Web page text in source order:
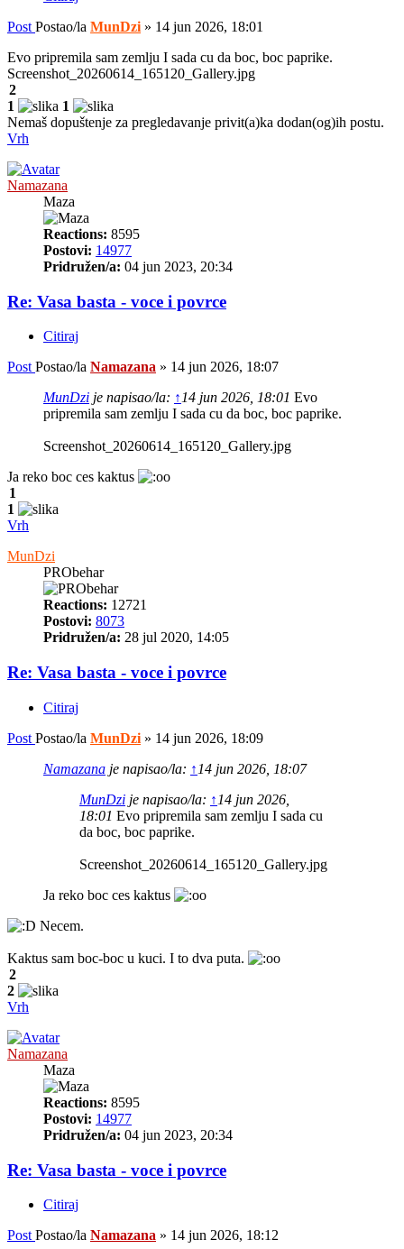
Post Postao/la MunDzi » 14 jun 2026, 18:01
Evo pripremila sam zemlju I sada cu da boc, boc paprike.
Screenshot_20260614_165120_Gallery.jpg
2
1
1
Nemaš dopuštenje za pregledavanje privit(a)ka dodan(og)ih postu.
Vrh
Namazana
Maza
Reactions: 8595
Postovi: 14977
Pridružen/a: 04 jun 2023, 20:34
Re: Vasa basta - voce i povrce
Citiraj
Post Postao/la Namazana » 14 jun 2026, 18:07
MunDzi je napisao/la: ↑14 jun 2026, 18:01 Evo
pripremila sam zemlju I sada cu da boc, boc paprike.
Screenshot_20260614_165120_Gallery.jpg
Ja reko boc ces kaktus
1
1
Vrh
MunDzi
PRObehar
Reactions: 12721
Postovi: 8073
Pridružen/a: 28 jul 2020, 14:05
Re: Vasa basta - voce i povrce
Citiraj
Post Postao/la MunDzi » 14 jun 2026, 18:09
Namazana je napisao/la: ↑ 14 jun 2026, 18:07
MunDzi je napisao/la: ↑ 14 jun 2026,
18:01 Evo pripremila sam zemlju I sada cu
da boc, boc paprike.
Screenshot_20260614_165120_Gallery.jpg
Ja reko boc ces kaktus
Necem.
Kaktus sam boc-boc u kuci. I to dva puta.
2
2
Vrh
Namazana
Maza
Reactions: 8595
Postovi: 14977
Pridružen/a: 04 jun 2023, 20:34
Re: Vasa basta - voce i povrce
Citiraj
Post Postao/la Namazana » 14 jun 2026, 18:12